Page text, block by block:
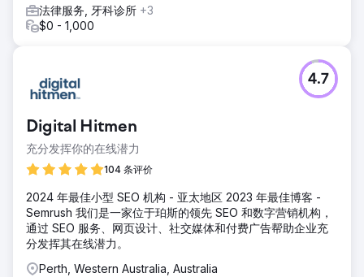
结果
Aries 的自然搜索预订量增长了 179%，整体自然流量增长了
71% 下降到 37%。该活动的成功得到了全球认可，并在
2024 年 Search Engine Land Awards 上荣获“最佳本地搜索
营销计划 - SEO”奖。
前往营销公司页面
法律服务, 牙科诊所 +3
$0 - 1,000
Digital Hitmen
充分发挥你的在线潜力
104 条评价
4.7
2024 年最佳小型 SEO 机构 - 亚太地区 2023 年最佳博客 -
Semrush 我们是一家位于珀斯的领先 SEO 和数字营销机构，
通过 SEO 服务、网页设计、社交媒体和付费广告帮助企业充
分发挥其在线潜力。
Perth, Western Australia, Australia